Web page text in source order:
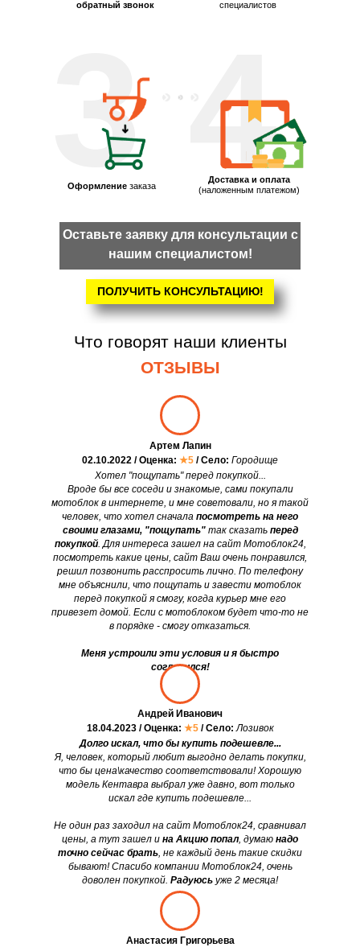
4
3
обратный звонок специалистов
Оформление заказа
Доставка и оплата
(наложенным платежом)
ПОЛУЧИТЬ КОНСУЛЬТАЦИЮ!
Оставьте заявку для консультации с
нашим специалистом!
Что говорят наши клиенты
ОТЗЫВЫ
Хотел "пощупать" перед покупкой...
Вроде бы все соседи и знакомые, сами покупали
мотоблок в интернете, и мне советовали, но я такой
человек, что хотел сначала посмотреть на него
своими глазами, "пощупать"так сказать перед
покупкой. Для интереса зашел на сайт Мотоблок24,
посмотреть какие цены, сайт Ваш очень понравился,
решил позвонить расспросить лично. По телефону
мне объяснили, что пощупать и завести мотоблок
перед покупкой я смогу, когда курьер мне его
привезет домой. Если с мотоблоком будет что-то не
в порядке - смогу отказаться.
Меня устроили эти условия и я быстро
согласился!
Артем Лапин
02.10.2022 / Оценка: ★5 / Село: Городище
Анастасия Григорьева
Долго искал, что бы купить подешевле...
Я, человек, который любит выгодно делать покупки,
что бы цена\качество соответствовали! Хорошую
модель Кентавра выбрал уже давно, вот только
искал где купить подешевле...
Не один раз заходил на сайт Мотоблок24, сравнивал
цены, а тут зашел и на Акцию попал, думаю надо
точно сейчас брать, не каждый день такие скидки
бывают! Спасибо компании Мотоблок24, очень
доволен покупкой. Радуюсь уже 2 месяца!
Андрей Иванович
18.04.2023 / Оценка: ★5 / Село: Лозивок